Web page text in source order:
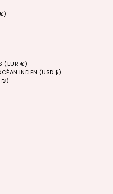
(EUR €)
INDIEN (USD $)
₪)